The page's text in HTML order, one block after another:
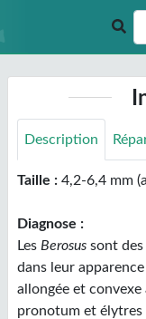
Description
Taille :4,2-6,4 mm
Diagnose :
Les Berosussont
dans leur
allongée et
pronotum et élytres